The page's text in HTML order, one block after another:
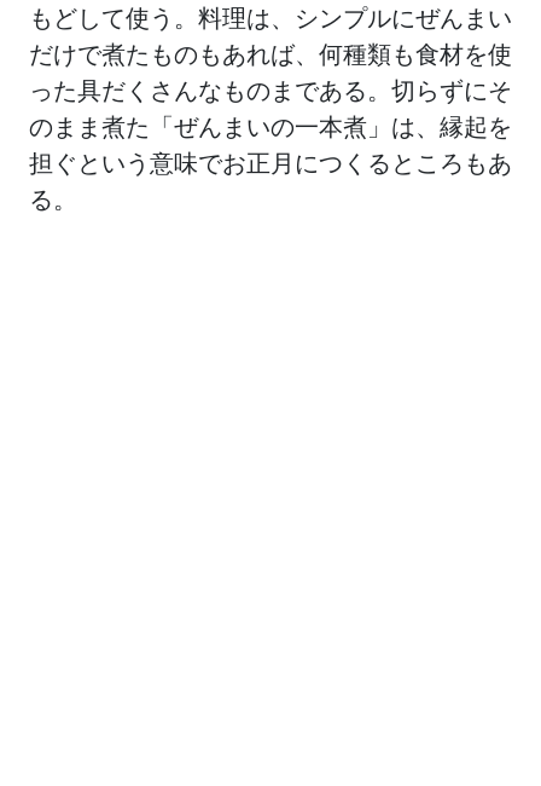
もどして使う。料理は、シンプルにぜんまい
だけで煮たものもあれば、何種類も食材を使
った具だくさんなものまである。切らずにそ
のまま煮た「ぜんまいの一本煮」は、縁起を
担ぐという意味でお正月につくるところもあ
る。